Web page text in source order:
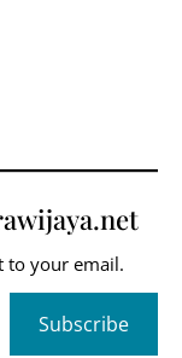
to your email.
Subscribe